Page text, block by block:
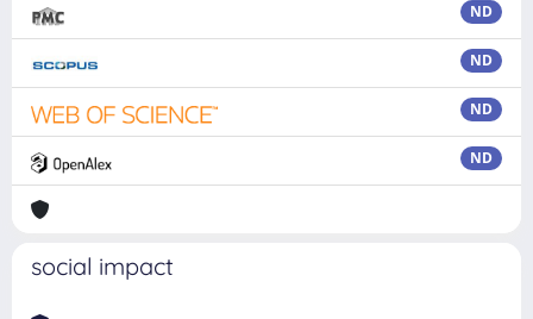
ND
ND
ND
ND
social impact